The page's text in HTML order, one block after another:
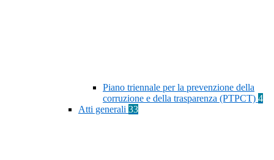
Piano triennale per la prevenzione della
corruzione e della trasparenza (PTPCT) 4
Atti generali 33